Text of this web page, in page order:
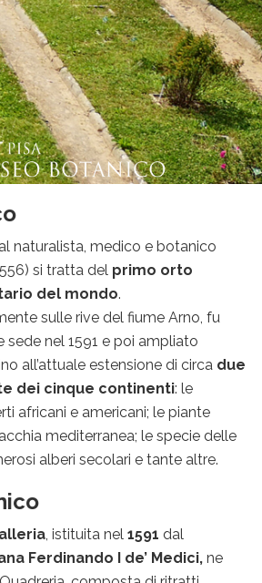
naturalista, medico e botanico
si tratta del primo orto
del mondo.
sulle rive del fiume Arno, fu
sede nel 1591 e poi ampliato
all’attuale estensione di circa due
dei cinque continenti: le
africani e americani; le piante
mediterranea; le specie delle
alberi secolari e tante altre.
, istituita nel 1591 dal
Ferdinando I de’ Medici, ne